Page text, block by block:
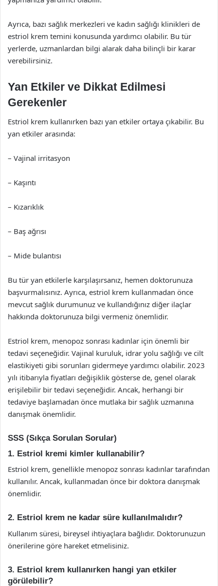
Ayrıca, bazı sağlık merkezleri ve kadın sağlığı klinikleri de
estriol krem temini konusunda yardımcı olabilir. Bu tür
yerlerde, uzmanlardan bilgi alarak daha bilinçli bir karar
verebilirsiniz.
Yan Etkiler ve Dikkat Edilmesi
Gerekenler
Estriol krem kullanırken bazı yan etkiler ortaya çıkabilir. Bu
yan etkiler arasında:
– Vajinal irritasyon
– Kaşıntı
– Kızarıklık
– Baş ağrısı
– Mide bulantısı
Bu tür yan etkilerle karşılaşırsanız, hemen doktorunuza
başvurmalısınız. Ayrıca, estriol krem kullanmadan önce
mevcut sağlık durumunuz ve kullandığınız diğer ilaçlar
hakkında doktorunuza bilgi vermeniz önemlidir.
Estriol krem, menopoz sonrası kadınlar için önemli bir
tedavi seçeneğidir. Vajinal kuruluk, idrar yolu sağlığı ve cilt
elastikiyeti gibi sorunları gidermeye yardımcı olabilir. 2023
yılı itibarıyla fiyatları değişiklik gösterse de, genel olarak
erişilebilir bir tedavi seçeneğidir. Ancak, herhangi bir
tedaviye başlamadan önce mutlaka bir sağlık uzmanına
danışmak önemlidir.
SSS (Sıkça Sorulan Sorular)
1. Estriol kremi kimler kullanabilir?
Estriol krem, genellikle menopoz sonrası kadınlar tarafından
kullanılır. Ancak, kullanmadan önce bir doktora danışmak
önemlidir.
2. Estriol krem ne kadar süre kullanılmalıdır?
Kullanım süresi, bireysel ihtiyaçlara bağlıdır. Doktorunuzun
önerilerine göre hareket etmelisiniz.
3. Estriol krem kullanırken hangi yan etkiler
görülebilir?